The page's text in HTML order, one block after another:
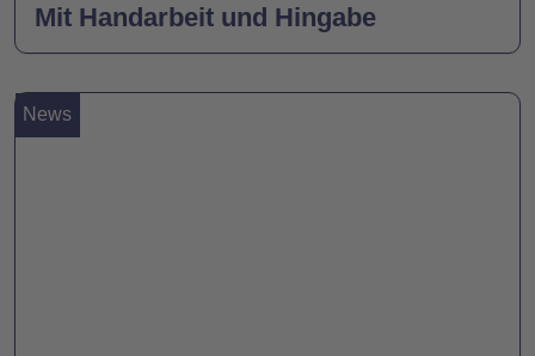
Mit Handarbeit und Hingabe
News